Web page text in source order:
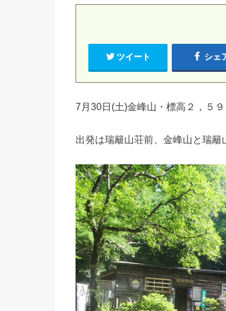
ツイート シェ
7月30日(土)金峰山・標高２，５
出発は瑞籬山荘前、金峰山と瑞籬